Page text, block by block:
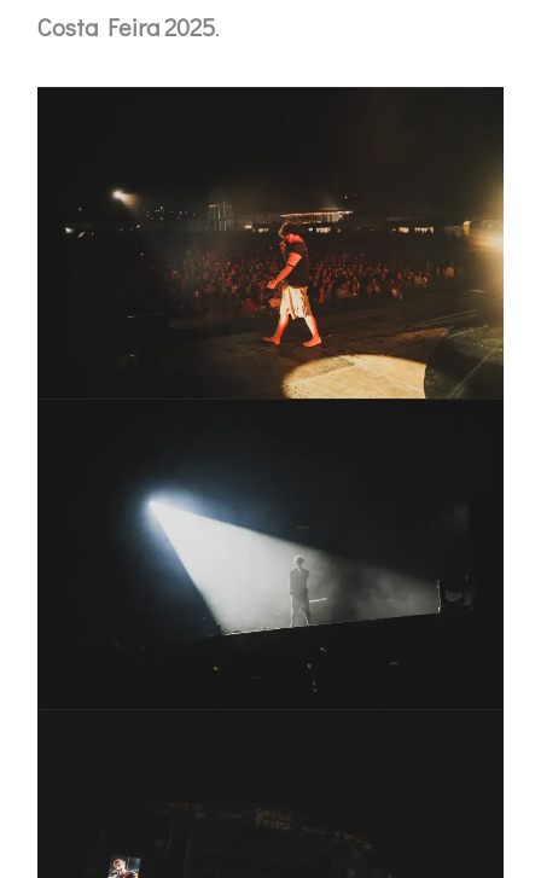
Costa Feira 2025.